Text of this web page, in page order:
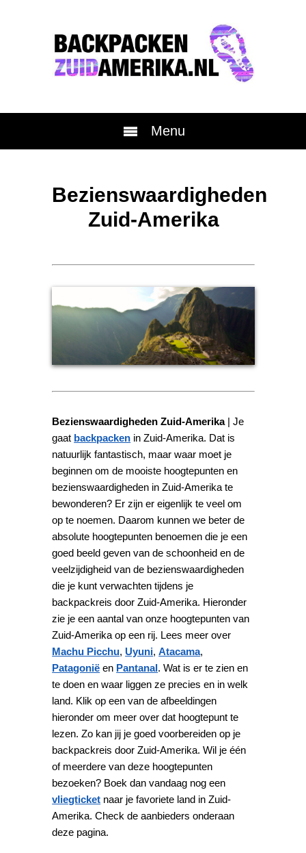
Menu
Bezienswaardigheden
Zuid-Amerika
Bezienswaardigheden Zuid-Amerika | Je
gaat backpacken in Zuid-Amerika. Dat is
natuurlijk fantastisch, maar waar moet je
beginnen om de mooiste hoogtepunten en
bezienswaardigheden in Zuid-Amerika te
bewonderen? Er zijn er eigenlijk te veel om
op te noemen. Daarom kunnen we beter de
absolute hoogtepunten benoemen die je een
goed beeld geven van de schoonheid en de
veelzijdigheid van de bezienswaardigheden
die je kunt verwachten tijdens je
backpackreis door Zuid-Amerika. Hieronder
zie je een aantal van onze hoogtepunten van
Zuid-Amerika op een rij. Lees meer over
Machu Picchu, Uyuni,Atacama,
Patagonië en Pantanal. Wat is er te zien en
te doen en waar liggen ze precies en in welk
land. Klik op een van de afbeeldingen
hieronder om meer over dat hoogtepunt te
lezen. Zo kan jij je goed voorbereiden op je
backpackreis door Zuid-Amerika. Wil je één
of meerdere van deze hoogtepunten
bezoeken? Boek dan vandaag nog een
vliegticket naar je favoriete land in Zuid-
Amerika. Check de aanbieders onderaan
deze pagina.